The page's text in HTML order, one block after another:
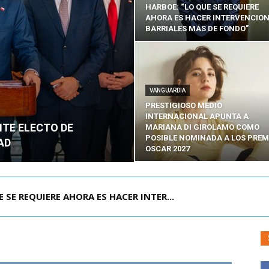
ELECTO DE
HARBOE: “LO QUE SE REQUIERE
AHORA ES HACER
BARRIALES MÁS DE FONDO”
VANGUARDIA
PRESTIGIOSO MEDIO
INTERNACIONAL APUNTA A
MARIANA DI GIROLAMO COMO
POSIBLE NOMINADA A LOS
OSCAR 2027
IPC: “LA ECONOMÍA SE ESTÁ ENC...